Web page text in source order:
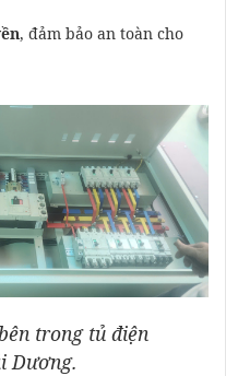
, đảm bảo an toàn cho
trong tủ điện
Dương.